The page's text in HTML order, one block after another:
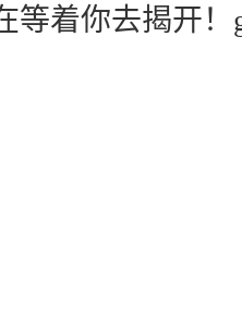
等着你去揭开！